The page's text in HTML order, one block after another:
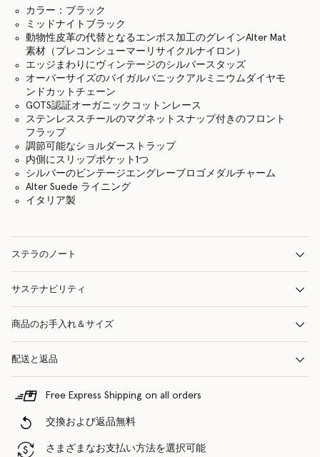
カラー：ブラック
ミッドナイトブラック
動物性皮革の代替となるエンボス加工のグレインAlter Mat
素材（プレコンシューマーリサイクルナイロン）
エッジまわりにヴィンテージのシルバースタッズ
オーバーサイズのバイガルバニックアルミニウムダイヤモ
ンドカットチェーン
GOTS認証オーガニックコットンレース
ステンレススチールのマグネットスナップ付きのフロント
フラップ
調節可能なショルダーストラップ
内側にスリップポケット1つ
シルバーのビンテージエングレーブロゴメダルチャーム
Alter Suede ライニング
イタリア製
ステラのノート
サステナビリティ
商品のお手入れ＆サイズ
配送と返品
Free Express Shipping on all orders
交換および返品無料
さまざまなお支払い方法を選択可能